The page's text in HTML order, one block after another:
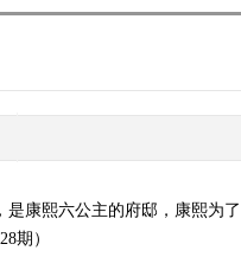
康熙六公主的府邸，康熙为
期）